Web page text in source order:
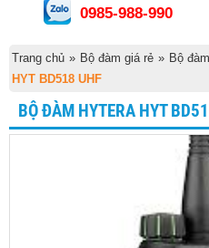
0985-988-990
Trang chủ » Bộ đàm giá rẻ » Bộ
HYT BD518 UHF
BỘ ĐÀM HYTERA HYT